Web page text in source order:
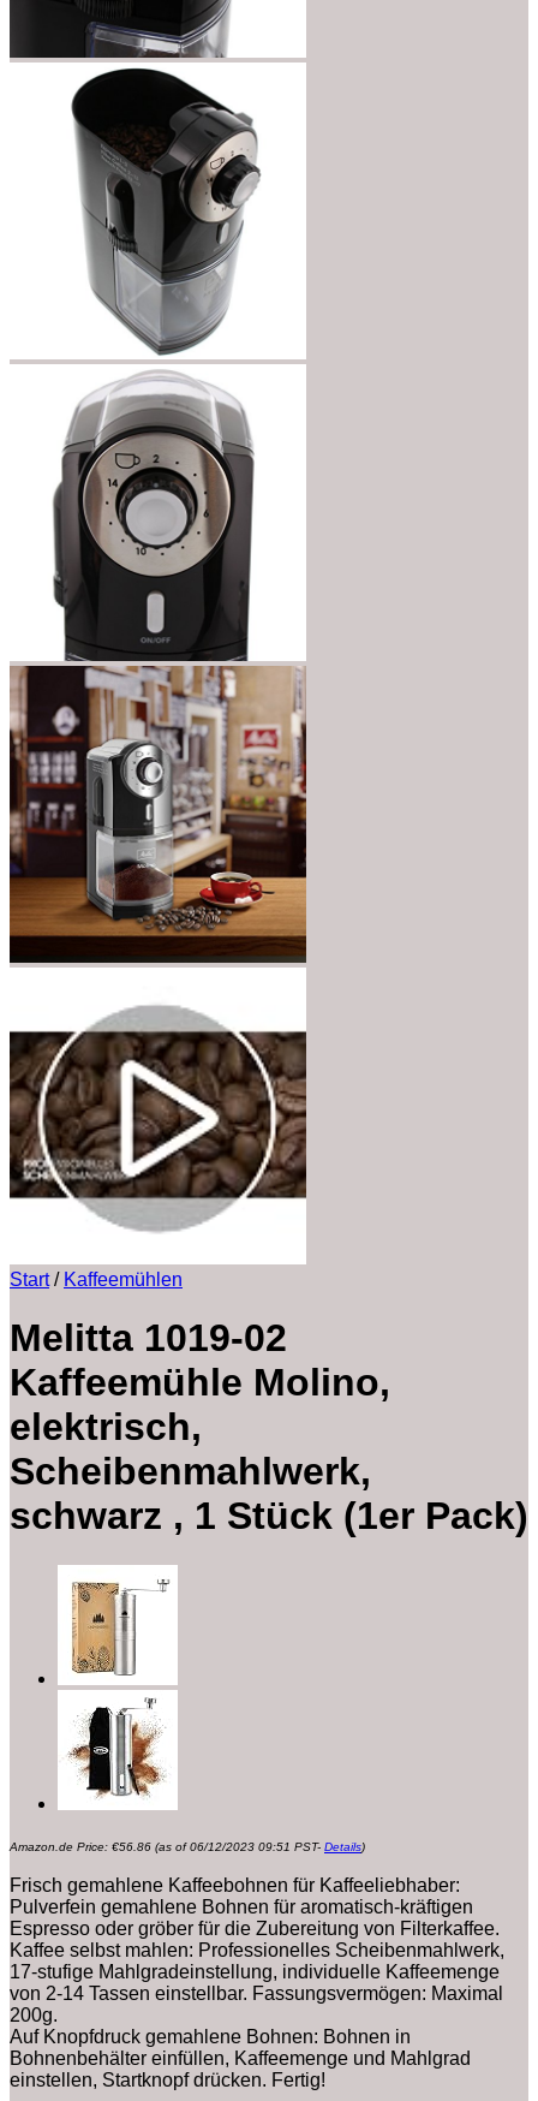
Start / Kaffeemühlen
Melitta 1019-02
Kaffeemühle Molino,
elektrisch,
Scheibenmahlwerk,
schwarz , 1 Stück (1er Pack)
Amazon.de Price: €56.86 (as of 06/12/2023 09:51 PST- Details)
Frisch gemahlene Kaffeebohnen für Kaffeeliebhaber:
Pulverfein gemahlene Bohnen für aromatisch-kräftigen
Espresso oder gröber für die Zubereitung von Filterkaffee.
Kaffee selbst mahlen: Professionelles Scheibenmahlwerk,
17-stufige Mahlgradeinstellung, individuelle Kaffeemenge
von 2-14 Tassen einstellbar. Fassungsvermögen: Maximal
200g.
Auf Knopfdruck gemahlene Bohnen: Bohnen in
Bohnenbehälter einfüllen, Kaffeemenge und Mahlgrad
einstellen, Startknopf drücken. Fertig!